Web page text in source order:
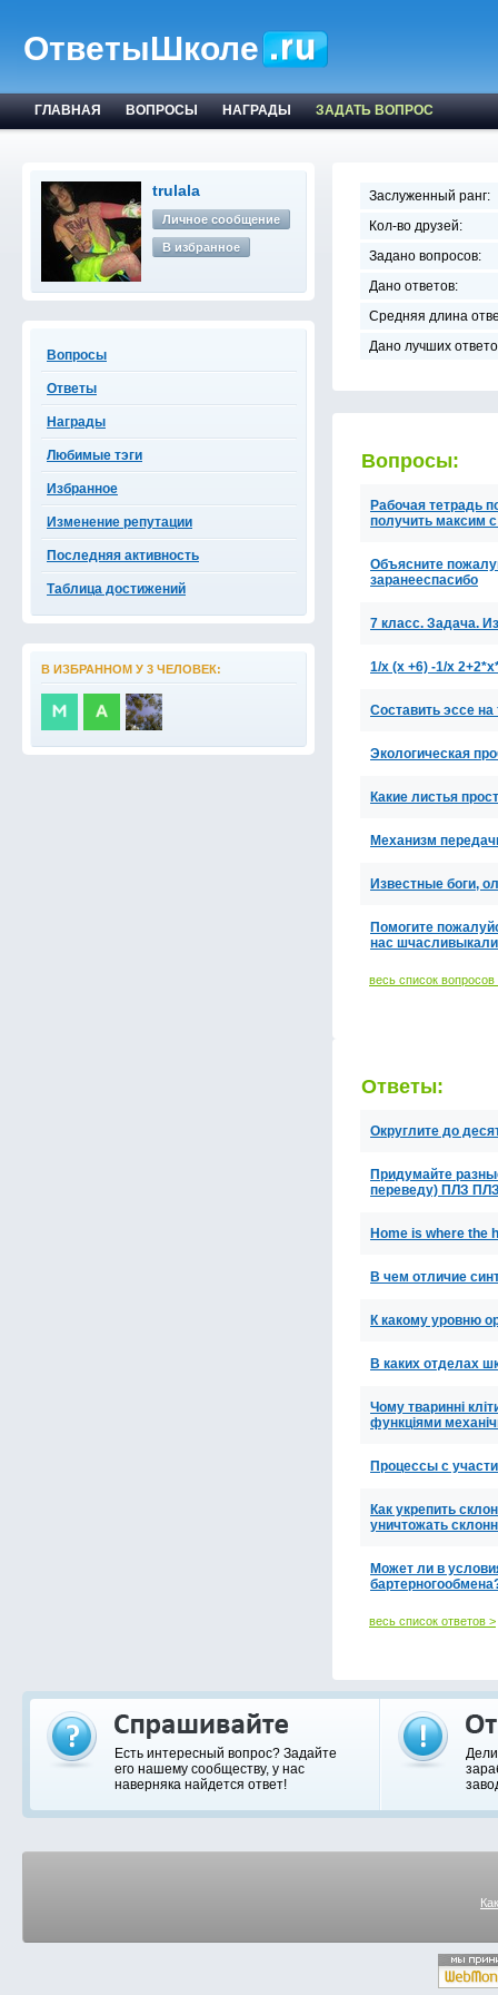
ОтветыШколе
ГЛАВНАЯ ВОПРОСЫ НАГРАДЫ ЗАДАТЬ ВОПРОС
trulala
Личное сообщение
В избранное
Вопросы
Ответы
Награды
Любимые тэги
Избранное
Изменение репутации
Последняя активность
Таблица достижений
В ИЗБРАННОМ У 3 ЧЕЛОВЕК:
Заслуженный ранг:
Кол-во друзей:
Задано вопросов:
Дано ответов:
Средняя длина
Дано лучших
Вопросы:
Рабочая тетрадь
получить максим
Объясните
заранееспасибо
7 класс. Задача.
1/х (х +6) -1/х
Составить эссе
Экологическая
Какие листья
Механизм
Известные боги,
Помогите
нас
весь список вопросов
Ответы:
Округлите до
Придумайте
переведу) ПЛЗ
Home is where the
В чем отличие
К какому уровню
В каких отделах
Чому тваринні
функціями
Процессы с
Как укрепить
уничтожать
Может ли в
весь список ответов >
Есть интересный вопрос? Задайте
его нашему сообществу, у нас
наверняка найдется ответ!